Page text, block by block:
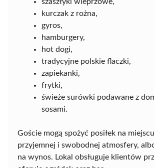
szaszłyki wieprzowe,
kurczak z rożna,
gyros,
hamburgery,
hot dogi,
tradycyjne polskie flaczki,
zapiekanki,
frytki,
świeże surówki podawane z
sosami.
Goście mogą spożyć posiłek na
przyjemnej i swobodnej atmosfery,
na wynos. Lokal obsługuje klientów